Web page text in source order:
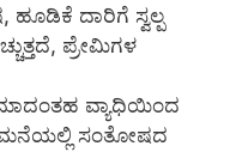
ದಾರಿಗೆ ಸ್ವಲ್ಪ
ಪ್ರೇಮಿಗಳ
ವ್ಯಾಧಿಯಿಂದ
ಸಂತೋಷದ